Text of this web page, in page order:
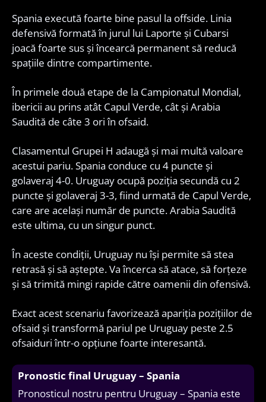
Spania execută foarte bine pasul la offside. Linia
defensivă formată în jurul lui Laporte și Cubarsi
joacă foarte sus și încearcă permanent să reducă
spațiile dintre compartimente.
În primele două etape de la Campionatul Mondial,
ibericii au prins atât Capul Verde, cât și Arabia
Saudită de câte 3 ori în ofsaid.
Clasamentul Grupei H adaugă și mai multă valoare
acestui pariu. Spania conduce cu 4 puncte și
golaveraj 4-0. Uruguay ocupă poziția secundă cu 2
puncte și golaveraj 3-3, fiind urmată de Capul Verde,
care are același număr de puncte. Arabia Saudită
este ultima, cu un singur punct.
În aceste condiții, Uruguay nu își permite să stea
retrasă și să aștepte. Va încerca să atace, să forțeze
și să trimită mingi rapide către oamenii din ofensivă.
Exact acest scenariu favorizează apariția pozițiilor de
ofsaid și transformă pariul pe Uruguay peste 2.5
ofsaiduri într-o opțiune foarte interesantă.
Pronostic final Uruguay – Spania
Pronosticul nostru pentru Uruguay – Spania este